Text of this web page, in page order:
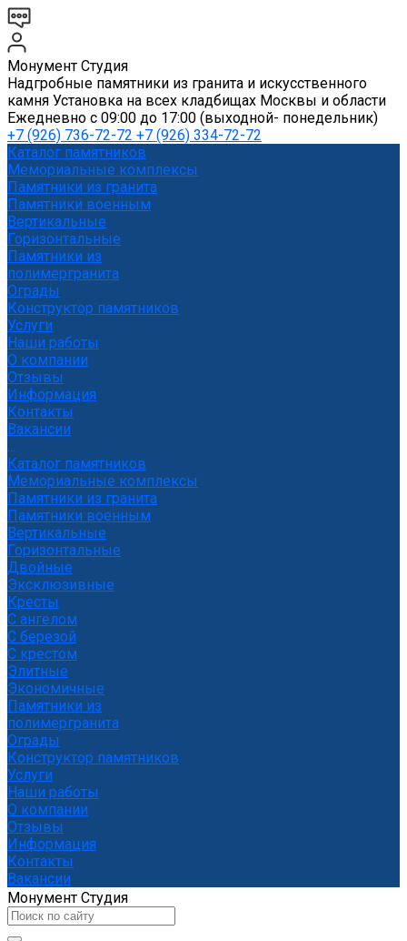
Монумент Студия
Надгробные памятники из гранита и искусственного
камня Установка на всех кладбищах Москвы и области
Ежедневно с 09:00 до 17:00 (выходной- понедельник)
+7 (926) 736-72-72 +7 (926) 334-72-72
Каталог памятников
Мемориальные комплексы
Памятники из гранита
Памятники военным
Вертикальные
Горизонтальные
Памятники из
полимергранита
Ограды
Конструктор памятников
Услуги
Наши работы
О компании
Отзывы
Информация
Контакты
Вакансии
...
Каталог памятников
Мемориальные комплексы
Памятники из гранита
Памятники военным
Вертикальные
Горизонтальные
Двойные
Эксклюзивные
Кресты
С ангелом
С березой
С крестом
Элитные
Экономичные
Памятники из
полимергранита
Ограды
Конструктор памятников
Услуги
Наши работы
О компании
Отзывы
Информация
Контакты
Вакансии
Монумент Студия